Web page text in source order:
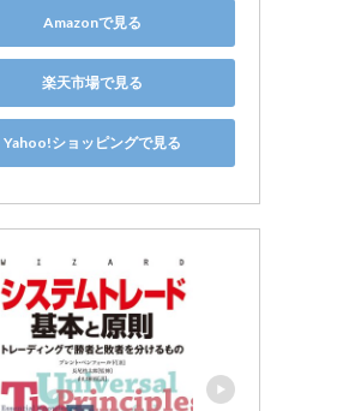
Amazonで見る
楽天市場で見る
Yahoo!ショッピングで見る